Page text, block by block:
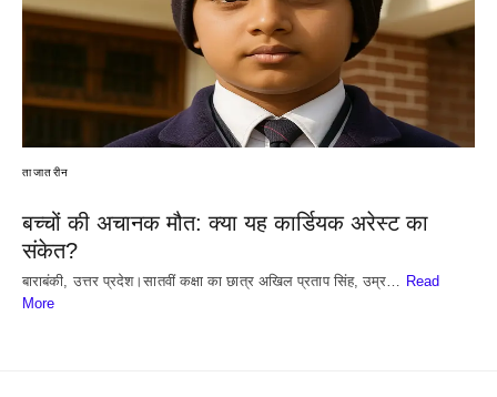
ताजातरीन
बच्चों की अचानक मौत: क्या यह कार्डियक अरेस्ट का
संकेत?
बाराबंकी, उत्तर प्रदेश।सातवीं कक्षा का छात्र अखिल प्रताप सिंह, उम्र…
Read
More